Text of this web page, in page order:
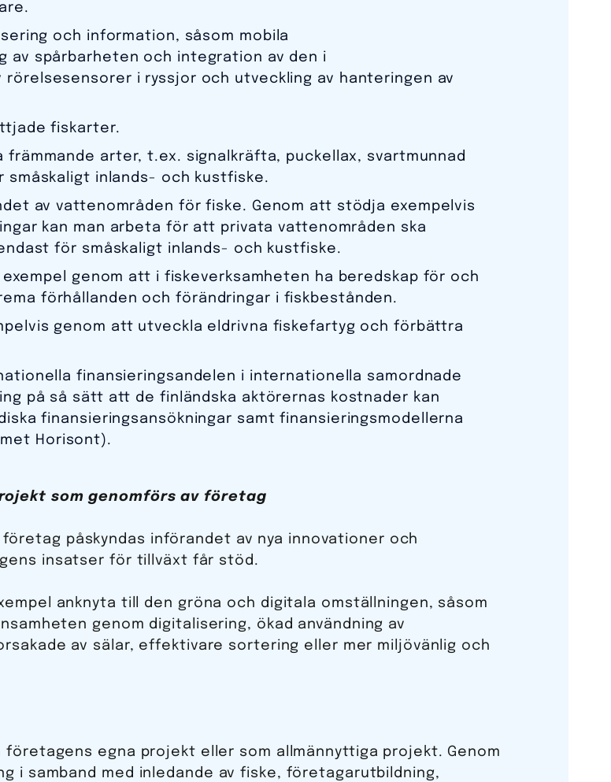
och information, såsom mobila
av spårbarheten och integration av den i
rörelsesensorer i ryssjor och utveckling av hanteringen av
fiskarter.
främmande arter, t.ex. signalkräfta, puckellax, svartmunnad
småskaligt inlands- och kustfiske.
av vattenområden för fiske. Genom att stödja exempelvis
kan man arbeta för att privata vattenområden ska
för småskaligt inlands- och kustfiske.
genom att i fiskeverksamheten ha beredskap för och
förhållanden och förändringar i fiskbestånden.
genom att utveckla eldrivna fiskefartyg och förbättra
finansieringsandelen i internationella samordnade
på så sätt att de finländska aktörernas kostnader kan
finansieringsansökningar samt finansieringsmodellerna
Horisont).
som genomförs av företag
påskyndas införandet av nya innovationer och
insatser för tillväxt får stöd.
anknyta till den gröna och digitala omställningen, såsom
genom digitalisering, ökad användning av
av sälar, effektivare sortering eller mer miljövänlig och
företagens egna projekt eller som allmännyttiga projekt. Genom
i samband med inledande av fiske, företagarutbildning,